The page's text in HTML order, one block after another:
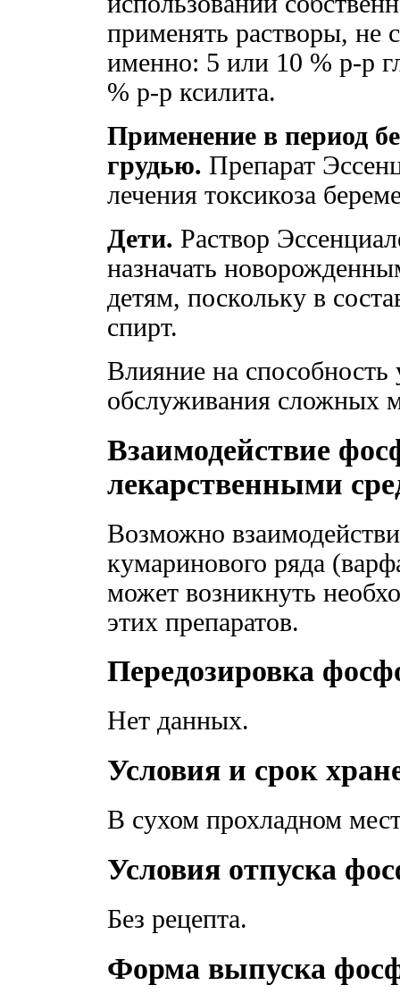
применять растворы, не
именно: 5 или 10 % р-р
% р-р ксилита.
Применение в период
грудью. Препарат
лечения токсикоза
Дети. Раствор
назначать
детям, поскольку в
спирт.
Влияние на способность
обслуживания сложных
Взаимодействие
лекарственными
Возможно
кумаринового ряда
может возникнуть
этих препаратов.
Передозировка
Нет данных.
Условия и срок
В сухом прохладном
Условия отпуска
Без рецепта.
Форма выпуска